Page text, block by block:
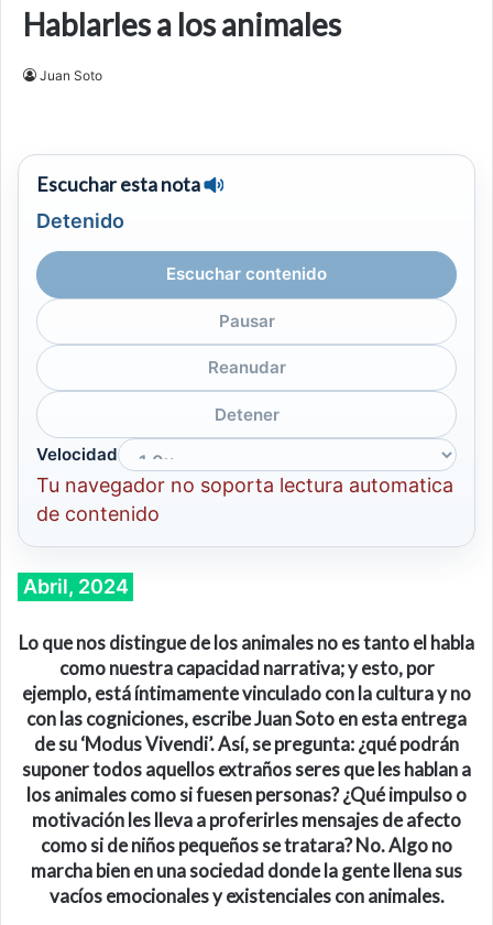
Hablarles a los animales
Juan Soto
Escuchar esta nota
Detenido
Escuchar contenido
Pausar
Reanudar
Detener
Velocidad
Tu navegador no soporta lectura automatica
de contenido
Abril, 2024
Lo que nos distingue de los animales no es tanto el habla
como nuestra capacidad narrativa; y esto, por
ejemplo, está íntimamente vinculado con la cultura y no
con las cogniciones, escribe Juan Soto en esta entrega
de su ‘Modus Vivendi’. Así, se pregunta: ¿qué podrán
suponer todos aquellos extraños seres que les hablan a
los animales como si fuesen personas? ¿Qué impulso o
motivación les lleva a proferirles mensajes de afecto
como si de niños pequeños se tratara? No. Algo no
marcha bien en una sociedad donde la gente llena sus
vacíos emocionales y existenciales con animales.